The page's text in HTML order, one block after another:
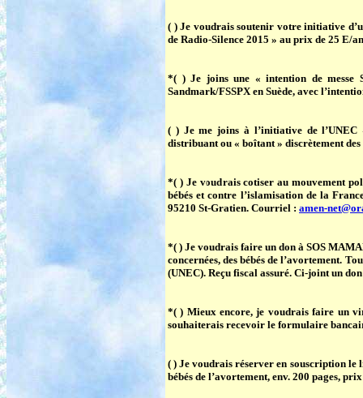
( ) Je voudrais soutenir votre initiative
de Radio-Silence 2015 » au prix de 25 E/
*( ) Je joins une « intention de messe
Sandmark/FSSPX en Suède, avec
( ) Je me joins à l’initiative de l’UNEC
distribuant ou « boîtant » discrètement
*( ) Je voudraiscotiser au mouvement
bébés et contre l’islamisation de la
95210 St-Gratien. Courriel : amen-
*( ) Je voudrais faireun don à SOS
concernées, des bébés de l’avortement.
(UNEC). Reçu fiscal assuré. Ci-joint un
*( ) Mieux encore, je voudrais faire un
souhaiterais recevoir le formulaire
( ) Je voudrais réserver en souscription le
bébés de l’avortement, env. 200 pages,